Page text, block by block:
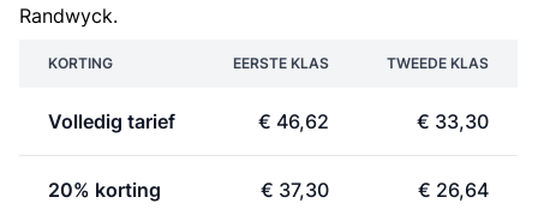
Randwyck.
KORTING EERSTE KLAS TWEEDE KLAS
Volledig tarief € 46,62 € 33,30
20% korting € 37,30 € 26,64